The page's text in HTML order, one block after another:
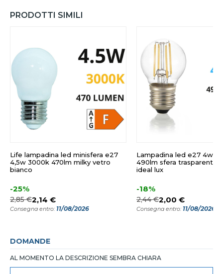
PRODOTTI SIMILI
Life lampadina led minisfera e27
4,5w 3000k 470lm milky vetro
bianco
-25%
2,85 €2,14 €
Consegna entro: 11/08/2026
Lampadina led e27 4w
490lm sfera trasparente
ideal lux
-18%
2,44 €2,00 €
Consegna entro: 11/08/2026
DOMANDE
AL MOMENTO LA DESCRIZIONE SEMBRA CHIARA